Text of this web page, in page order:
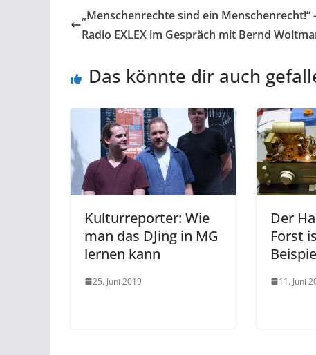
„Menschenrechte sind ein Menschenrecht!“
Radio EXLEX im Gespräch mit Bernd
Das könnte dir auch
Kulturreporter: Wie
man das DJing in MG
lernen kann
25. Juni 2019
Der
Forst
11. Juni